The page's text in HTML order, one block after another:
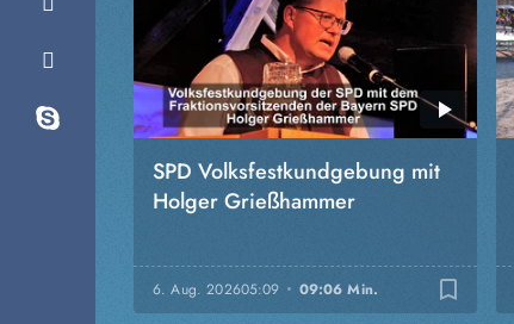
SPD Volksfestkundgebung mit
Holger Grießhammer
6. Aug. 202605:09 09:06 Min. bookmark_border